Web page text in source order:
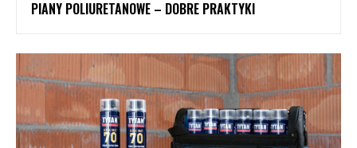
PIANY POLIURETANOWE – DOBRE PRAKTYKI